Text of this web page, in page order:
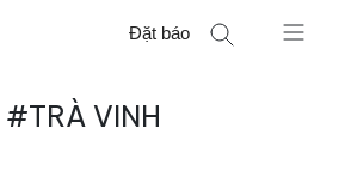
Đặt báo
#TRÀ VINH